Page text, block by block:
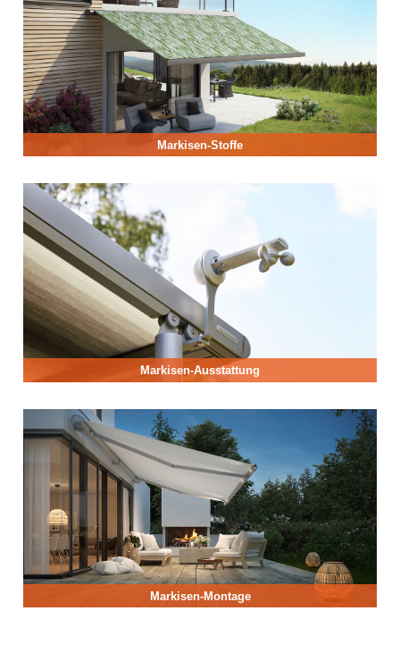
Markisen-Stoffe
Markisen-Ausstattung
Markisen-Montage